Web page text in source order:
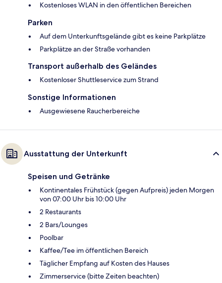
Kostenloses WLAN in den öffentlichen Bereichen
Parken
Auf dem Unterkunftsgelände gibt es keine Parkplätze
Parkplätze an der Straße vorhanden
Transport außerhalb des Geländes
Kostenloser Shuttleservice zum Strand
Sonstige Informationen
Ausgewiesene Raucherbereiche
Ausstattung der Unterkunft
Speisen und Getränke
Kontinentales Frühstück (gegen Aufpreis) jeden Morgen
von 07:00 Uhr bis 10:00 Uhr
2 Restaurants
2 Bars/Lounges
Poolbar
Kaffee/Tee im öffentlichen Bereich
Täglicher Empfang auf Kosten des Hauses
Zimmerservice (bitte Zeiten beachten)